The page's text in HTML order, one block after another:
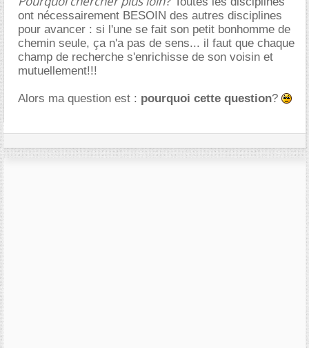
ont nécessairement BESOIN des autres disciplines
pour avancer : si l'une se fait son petit bonhomme de
chemin seule, ça n'a pas de sens... il faut que chaque
champ de recherche s'enrichisse de son voisin et
mutuellement!!!
Alors ma question est : pourquoi cette question?